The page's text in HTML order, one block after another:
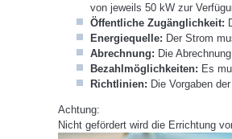
von jeweils 50 kW zur
Öffentliche Zugänglichkeit:
Energiequelle: Der Strom
Abrechnung: Die
Bezahlmöglichkeiten: Es
Richtlinien: Die Vorgaben
Achtung:
Nicht gefördert wird die Errichtung